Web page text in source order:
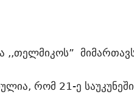
,,თელმიკოს”
რომ 21-ე